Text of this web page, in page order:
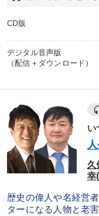
CD版
デジタル音声版
（配信＋ダウンロード）
い
久
幸
歴史の偉人や名経営
ターになる人物と老